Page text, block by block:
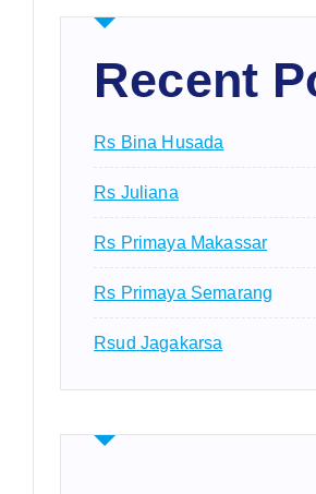
Recent
Rs Bina Husada
Rs Juliana
Rs Primaya Makassar
Rs Primaya Semarang
Rsud Jagakarsa